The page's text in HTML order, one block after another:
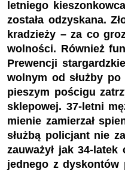
letniego
została odzyskana.
kradzieży – za co
wolności. Również
Prewencji
wolnym od służby
pieszym pościgu
sklepowej. 37-letni
mienie zamierzał
służbą policjant nie
zauważył jak 34-
jednego z